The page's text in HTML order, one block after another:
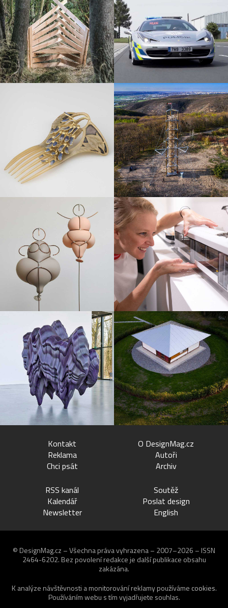
Kontakt
Reklama
Chci psát
O DesignMag.cz
Autoři
Archiv
RSS kanál
Kalendář
Newsletter
Soutěž
Poslat design
English
© DesignMag.cz – Všechna práva vyhrazena – 2007–2026 – ISSN
2464-6202. Bez povolení redakce je další publikace obsahu
zakázána.
K analýze návštěvnosti a monitorování reklamy používáme cookies.
Používáním webu s tím vyjadřujete souhlas.